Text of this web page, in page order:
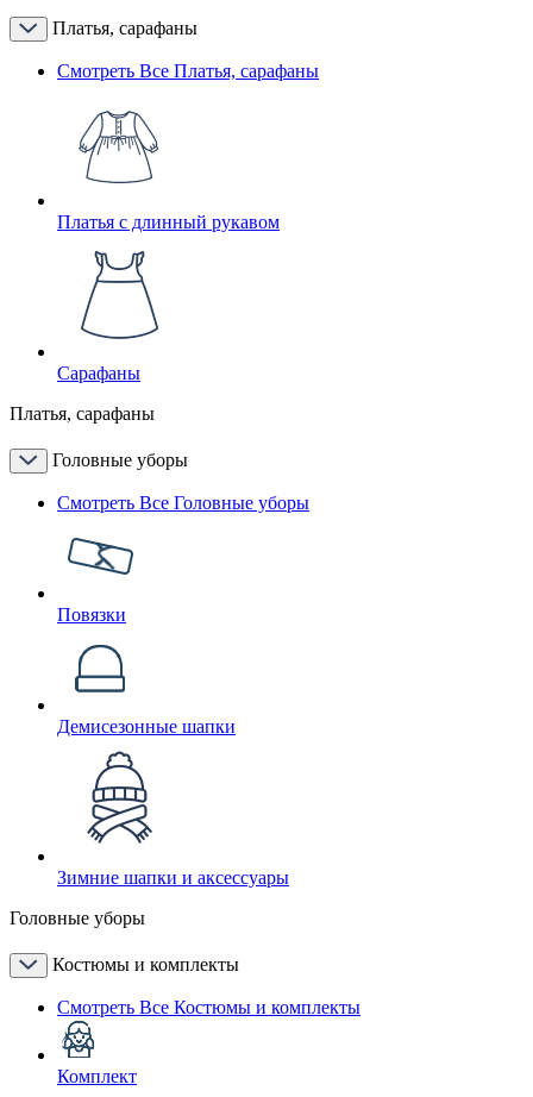
Платья, сарафаны
Смотреть Все Платья, сарафаны
Платья с длинный рукавом
Сарафаны
Платья, сарафаны
Головные уборы
Смотреть Все Головные уборы
Повязки
Демисезонные шапки
Зимние шапки и аксессуары
Головные уборы
Костюмы и комплекты
Смотреть Все Костюмы и комплекты
Комплект